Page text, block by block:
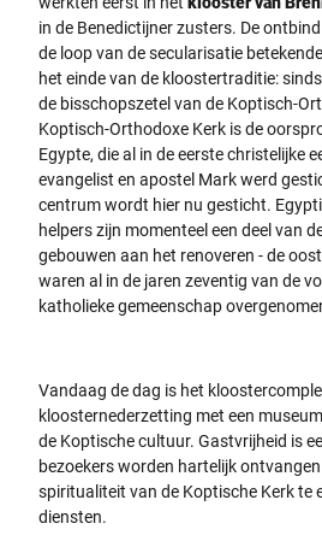
in de Benedictijner zusters. De
de loop van de secularisatie
het einde van de kloostertraditie:
de bisschopszetel van de Koptisch-
Koptisch-Orthodoxe Kerk is de
Egypte, die al in de eerste christelijke
evangelist en apostel Mark werd
centrum wordt hier nu gesticht.
helpers zijn momenteel een deel van
gebouwen aan het renoveren - de
waren al in de jaren zeventig van de
katholieke gemeenschap
Vandaag de dag is het
kloosternederzetting met een
de Koptische cultuur. Gastvrijheid is
bezoekers worden hartelijk
spiritualiteit van de Koptische Kerk te
diensten.